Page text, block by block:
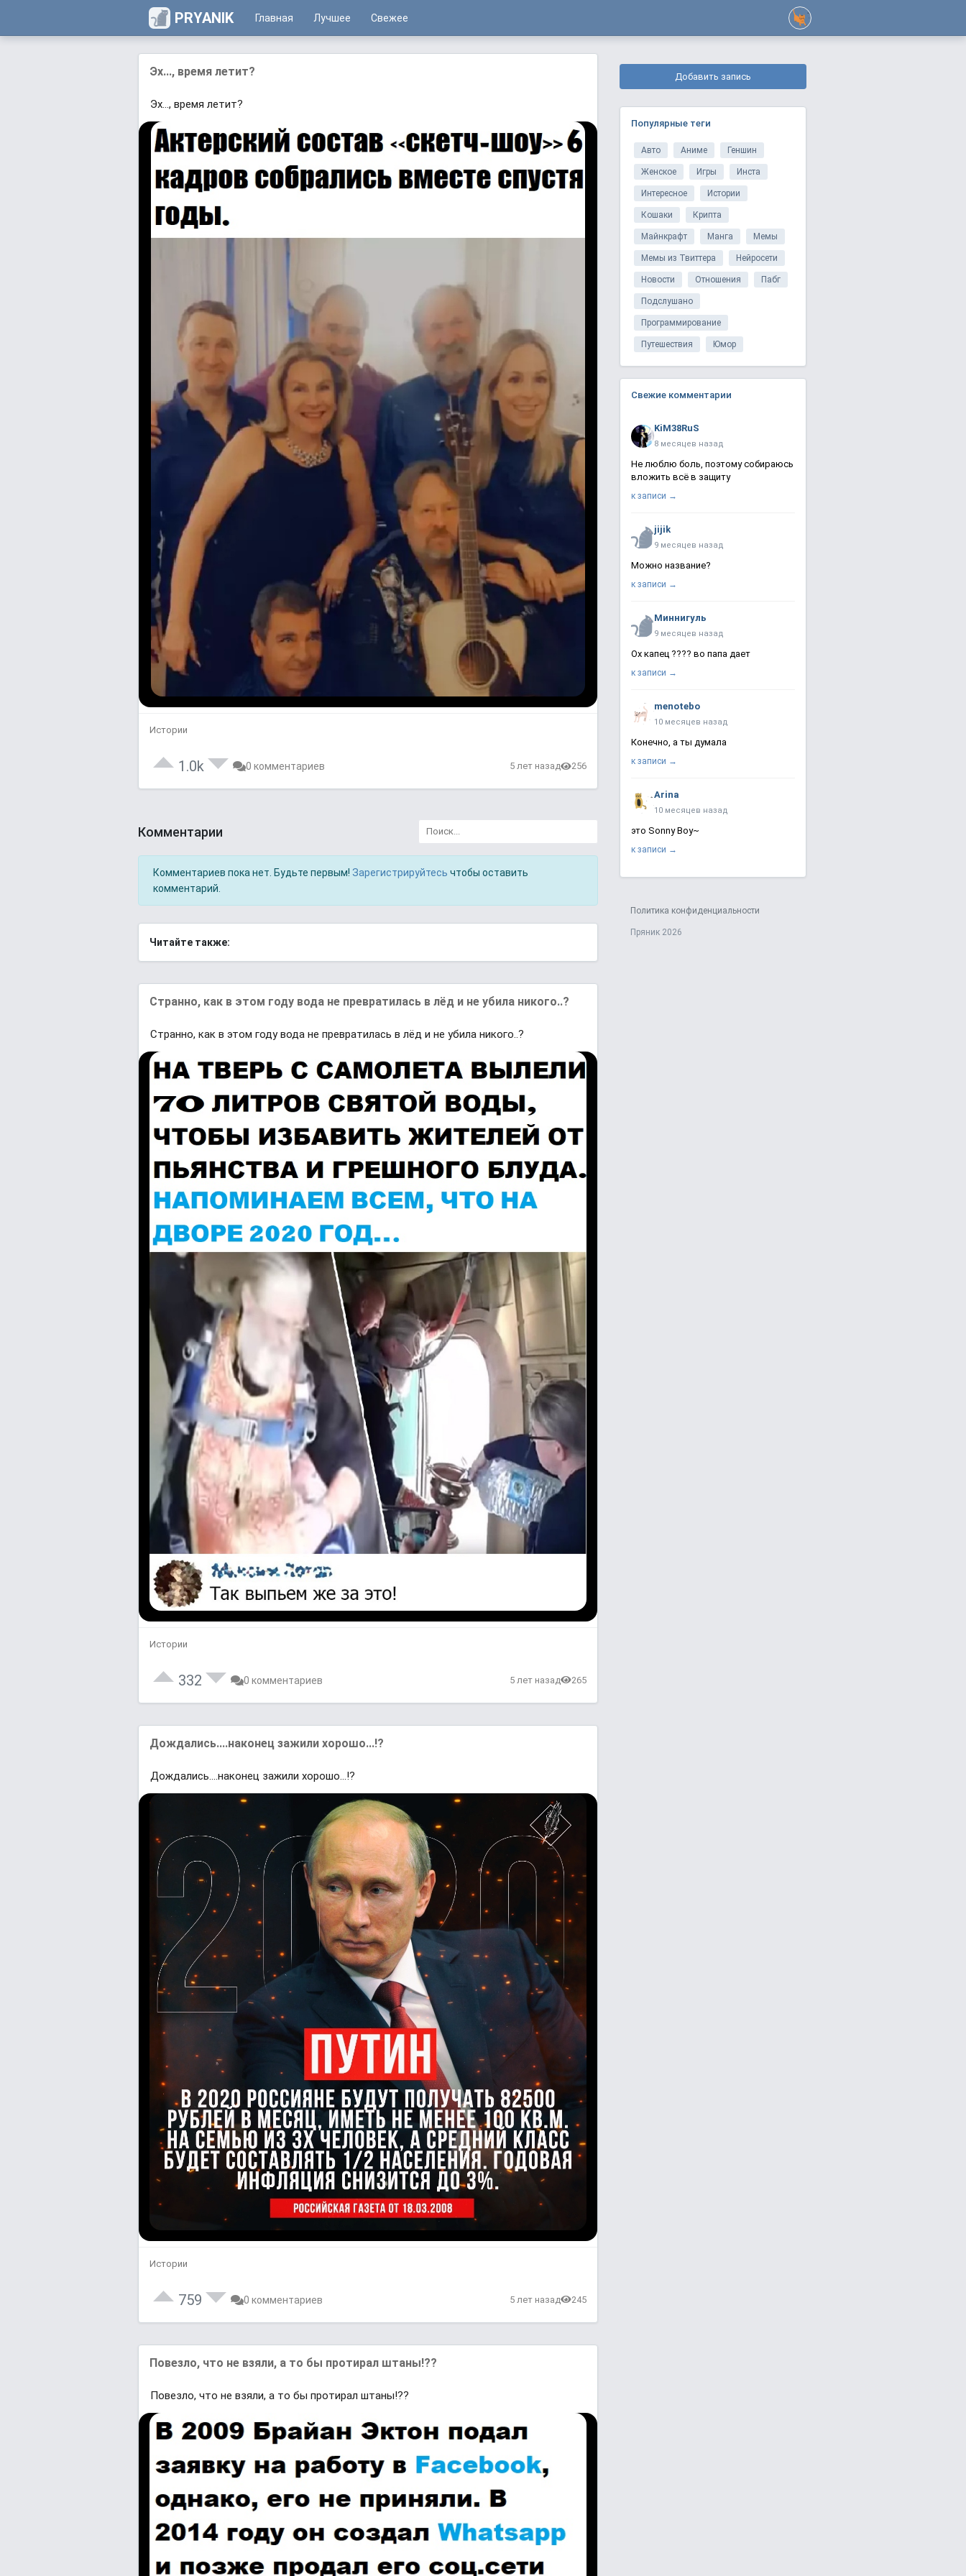
PRYANIK Главная Лучшее Свежее
Эх..., время летит?
Эх..., время летит?
Истории
1.0k 0 комментариев 5 лет назад 256
Комментарии
Комментариев пока нет. Будьте первым! Зарегистрируйтесь чтобы оставить
комментарий.
Читайте также:
Странно, как в этом году вода не превратилась в лёд и не убила никого..?
Странно, как в этом году вода не превратилась в лёд и не убила никого..?
Истории
332 0 комментариев 5 лет назад 265
Дождались....наконец зажили хорошо...!?
Дождались....наконец зажили хорошо...!?
Истории
759 0 комментариев 5 лет назад 245
Повезло, что не взяли, а то бы протирал штаны!??
Повезло, что не взяли, а то бы протирал штаны!??
Добавить запись
Популярные теги
Авто Аниме Геншин
Женское Игры Инста
Интересное Истории
Кошаки Крипта
Майнкрафт Манга Мемы
Мемы из Твиттера Нейросети
Новости Отношения Пабг
Подслушано
Программирование
Путешествия Юмор
Свежие комментарии
KiM38RuS
8 месяцев назад
Не люблю боль, поэтому собираюсь
вложить всё в защиту
к записи →
jijik
9 месяцев назад
Можно название?
к записи →
Миннигуль
9 месяцев назад
Ох капец ???? во папа дает
к записи →
menotebo
10 месяцев назад
Конечно, а ты думала
к записи →
Arina
10 месяцев назад
это Sonny Boy~
к записи →
Политика конфиденциальности
Пряник 2026